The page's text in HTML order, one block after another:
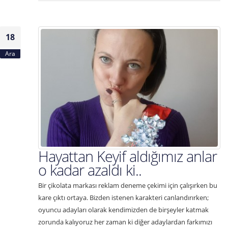
18
Ara
Hayattan Keyif aldığımız anlar
o kadar azaldı ki..
Bir çikolata markası reklam deneme çekimi için çalışırken bu
kare çıktı ortaya. Bizden istenen karakteri canlandırırken;
oyuncu adayları olarak kendimizden de birşeyler katmak
zorunda kalıyoruz her zaman ki diğer adaylardan farkımızı